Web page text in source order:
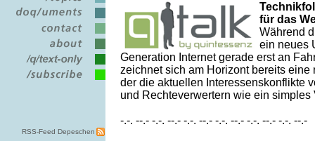
RSS-Feed Depeschen
für das
Während
ein neues
Generation Internet gerade erst an
zeichnet sich am Horizont bereits eine
der die aktuellen Interessenskonflikte
und Rechteverwertern wie ein
-.-. --.- -.-. --.- -.-. --.- -.-. --.- -.-. --.- -.-. --.-